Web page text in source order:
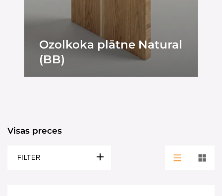
Ozolkoka plātne Natural
(BB)
Visas preces
FILTER